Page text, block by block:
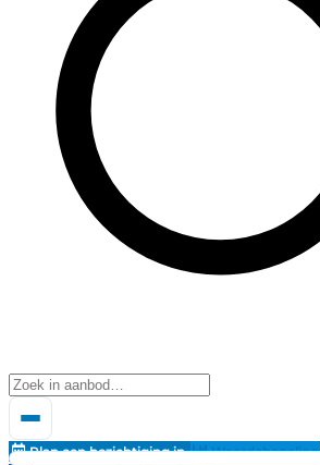
Plan een bezichtiging in
Waardebepaling